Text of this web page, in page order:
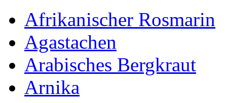
Afrikanischer Rosmarin
Agastachen
Arabisches Bergkraut
Arnika